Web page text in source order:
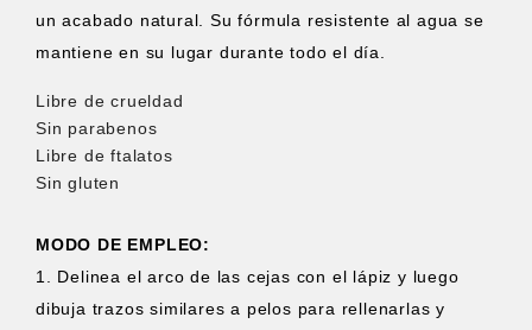
un acabado natural. Su fórmula resistente al agua se
mantiene en su lugar durante todo el día.
Libre de crueldad
Sin parabenos
Libre de ftalatos
Sin gluten
MODO DE EMPLEO:
1. Delinea el arco de las cejas con el lápiz y luego
dibuja trazos similares a pelos para rellenarlas y